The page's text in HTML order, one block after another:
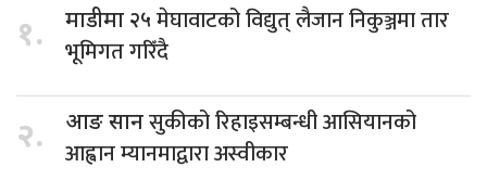
१. माडीमा २५ मेघावाटको विद्युत् लैजान निकुञ्जमा तार
भूमिगत गरिँदै
२. आङ सानसुकीको रिहाइसम्बन्धी आसियानको
आह्वान म्यानमाद्वारा अस्वीकार